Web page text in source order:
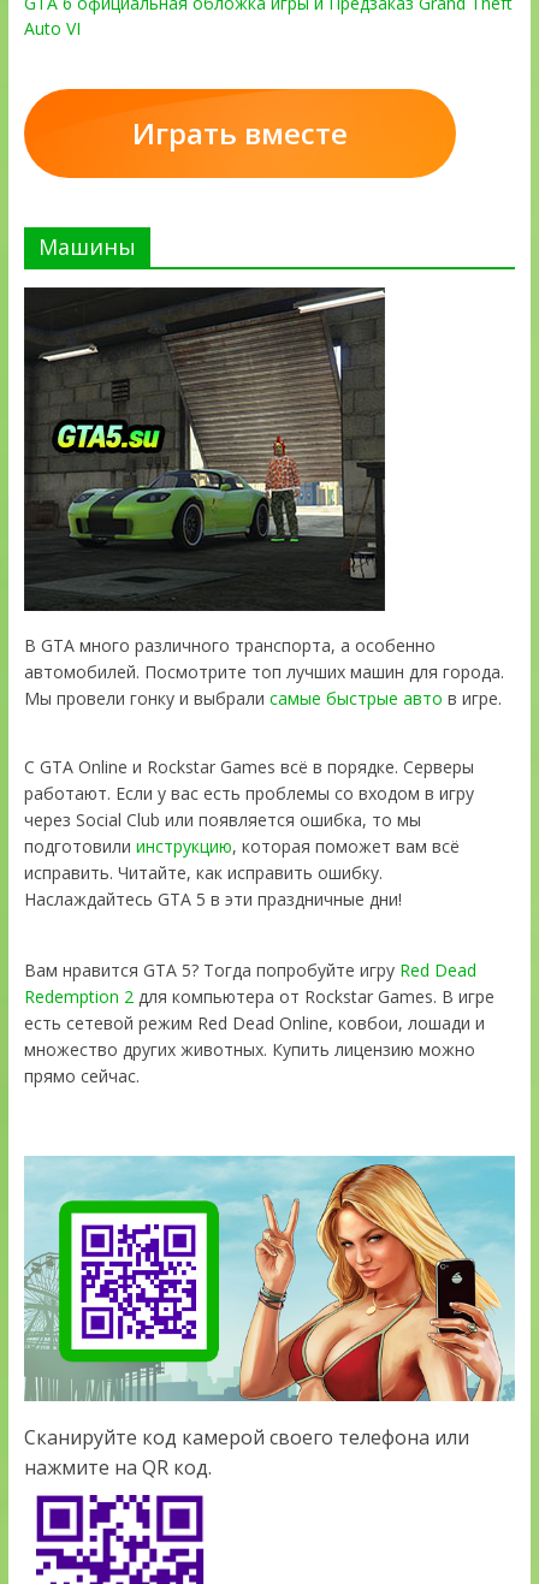
Auto VI
Играть вместе
Машины
В GTA много различного транспорта, а особенно
автомобилей. Посмотрите топ лучших машин для города.
Мы провели гонку и выбрали самые быстрые авто в игре.
С GTA Online и Rockstar Games всё в порядке. Серверы
работают. Если у вас есть проблемы со входом в игру
через Social Club или появляется ошибка, то мы
подготовили инструкцию, которая поможет вам всё
исправить. Читайте, как исправить ошибку.
Наслаждайтесь GTA 5 в эти праздничные дни!
Вам нравится GTA 5? Тогда попробуйте игру Red Dead
Redemption 2для компьютера от Rockstar Games. В игре
есть сетевой режим Red Dead Online, ковбои, лошади и
множество других животных. Купить лицензию можно
прямо сейчас.
Сканируйте код камерой своего телефона или
нажмите на QR код.